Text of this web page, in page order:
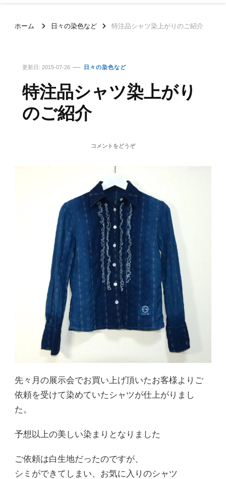
ホーム 日々の染色など 特注品シャツ染上がりのご紹介
更新日: 2015-07-26 日々の染色など
特注品シャツ染上がり
のご紹介
コメントをどうぞ(特
ツ
紹
介)
先々月の展示会でお買い上げ頂いたお客様よりご
依頼を受けて染めていたシャツが仕上がりまし
た。
予想以上の美しい染まりとなりました
ご依頼は白生地だったのですが、
シミができてしまい、お気に入りのシャツ